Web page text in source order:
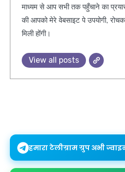
माध्यम से आप सभी तक पहुँचाने का
की आपको मेरे वेबसाइट पे उपयोगी,
मिली होंगी।
View all posts
हमारा टेलीग्राम ग्रुप अभी